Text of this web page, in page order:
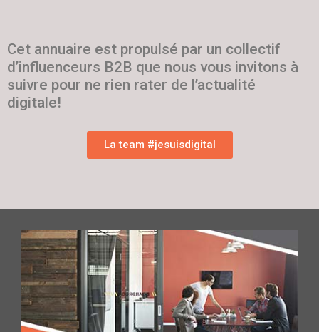
Cet annuaire est propulsé par un collectif
d’influenceurs B2B que nous vous invitons à
suivre pour ne rien rater de l’actualité
digitale!
La team #jesuisdigital